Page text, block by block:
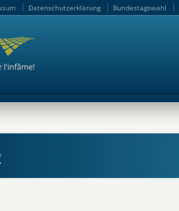
Datenschutzerklärung Bundestagswahl
Datenschutzerklärung Bundestagswahl